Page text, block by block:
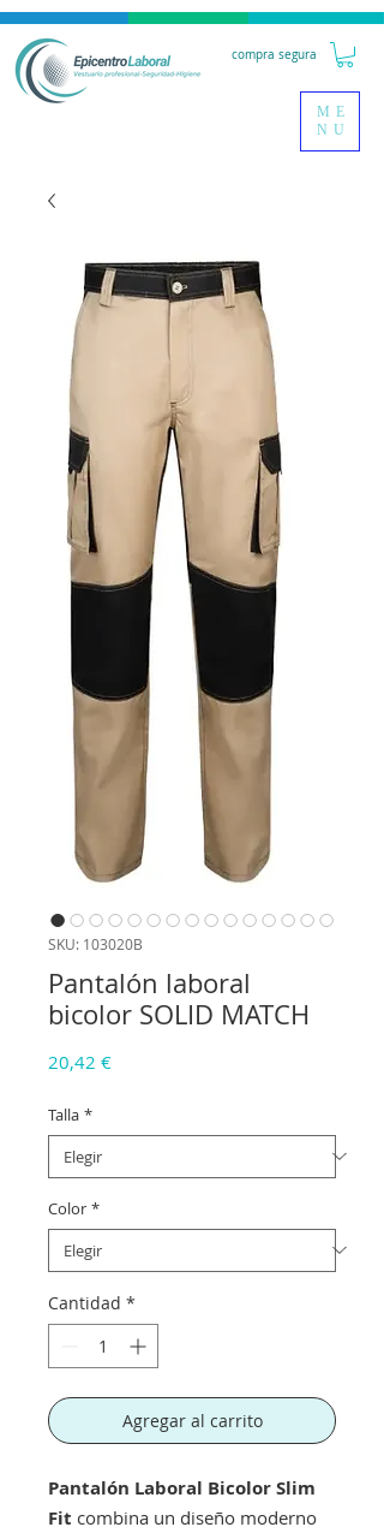
compra segura
ME
NU
SKU: 103020B
Pantalón laboral
bicolor SOLID MATCH
20,42 €Precio
Talla *
Color *
Cantidad *
Agregar al carrito
Pantalón Laboral Bicolor Slim
Fit combina un diseño moderno